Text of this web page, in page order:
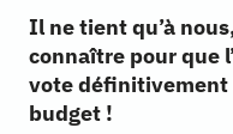
Il ne tient qu’à
connaître pour que
vote définitivement
budget !